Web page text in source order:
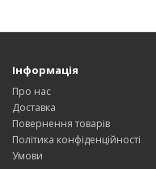
Інформація
Про нас
Доставка
Повернення товарів
Політика конфіденційності
Умови